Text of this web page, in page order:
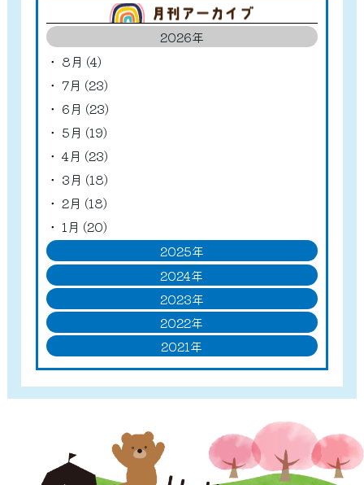
2026年
8月 (4)
7月 (23)
6月 (23)
5月 (19)
4月 (23)
3月 (18)
2月 (18)
1月 (20)
2025年
2024年
2023年
2022年
2021年